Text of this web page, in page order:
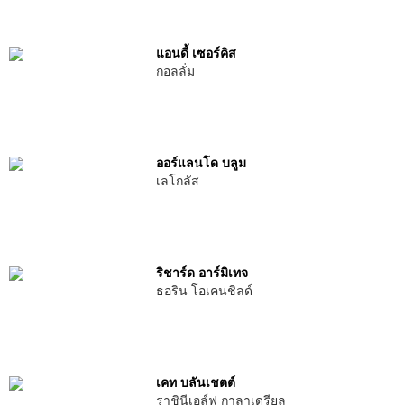
แอนดี้ เซอร์คิส
กอลลั่ม
ออร์แลนโด บลูม
เลโกลัส
ริชาร์ด อาร์มิเทจ
ธอริน โอเคนชิลด์
เคท บลันเชตต์
ราชินีเอล์ฟ กาลาเดรียล